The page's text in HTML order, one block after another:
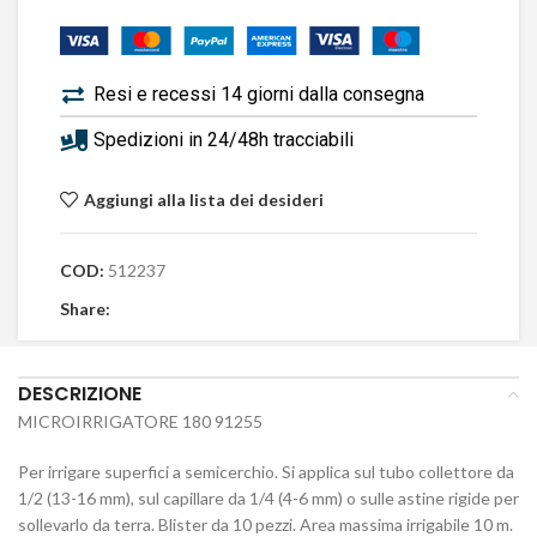
Resi e recessi 14 giorni dalla consegna
Spedizioni in 24/48h tracciabili
Aggiungi alla lista dei desideri
COD: 512237
Share:
DESCRIZIONE
MICROIRRIGATORE 180 91255
Per irrigare superfici a semicerchio. Si applica sul tubo collettore da
1/2 (13-16 mm), sul capillare da 1/4 (4-6 mm) o sulle astine rigide per
sollevarlo da terra. Blister da 10 pezzi. Area massima irrigabile 10 m.